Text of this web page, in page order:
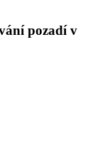
pozadí v